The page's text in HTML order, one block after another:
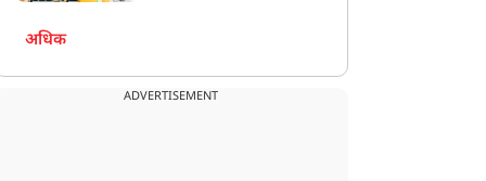
अधिक
ADVERTISEMENT